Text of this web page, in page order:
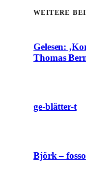
WEITERE
Gelesen:
Thomas
ge-blätter-t
Björk –